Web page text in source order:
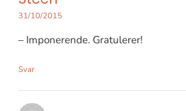
31/10/2015
– Imponerende. Gratulerer!
Svar